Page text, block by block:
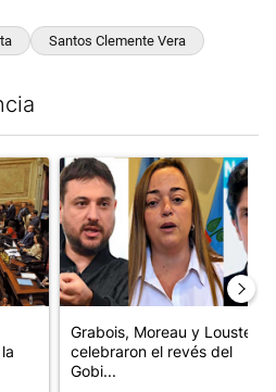
Santos Clemente Vera
el título "Qué queda de la ley de
Un artículo de tendencia con
Grabois, Moreau y Lousteau
celebraron el revés del
Gobi...